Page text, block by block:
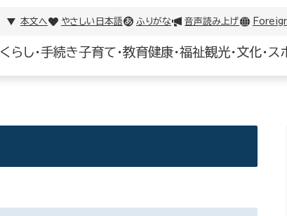
本文へ やさしい日本語 ふりがな 音声読み上げ
くらし・手続き子育て・教育健康・福祉観光・文化・ス